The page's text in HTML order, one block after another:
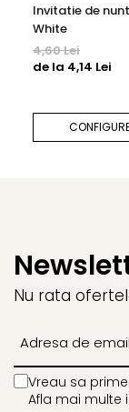
Invitatie de
White
4,60 Lei
de la 4,14 Lei
Nu rata
Vreau sa
Afla mai multe